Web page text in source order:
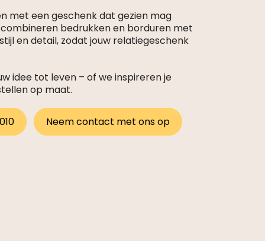
met een geschenk dat gezien mag
bedrukken en borduren met
en detail, zodat jouw relatiegeschenk
idee tot leven – of we inspireren je
op maat.
Neem contact met ons op